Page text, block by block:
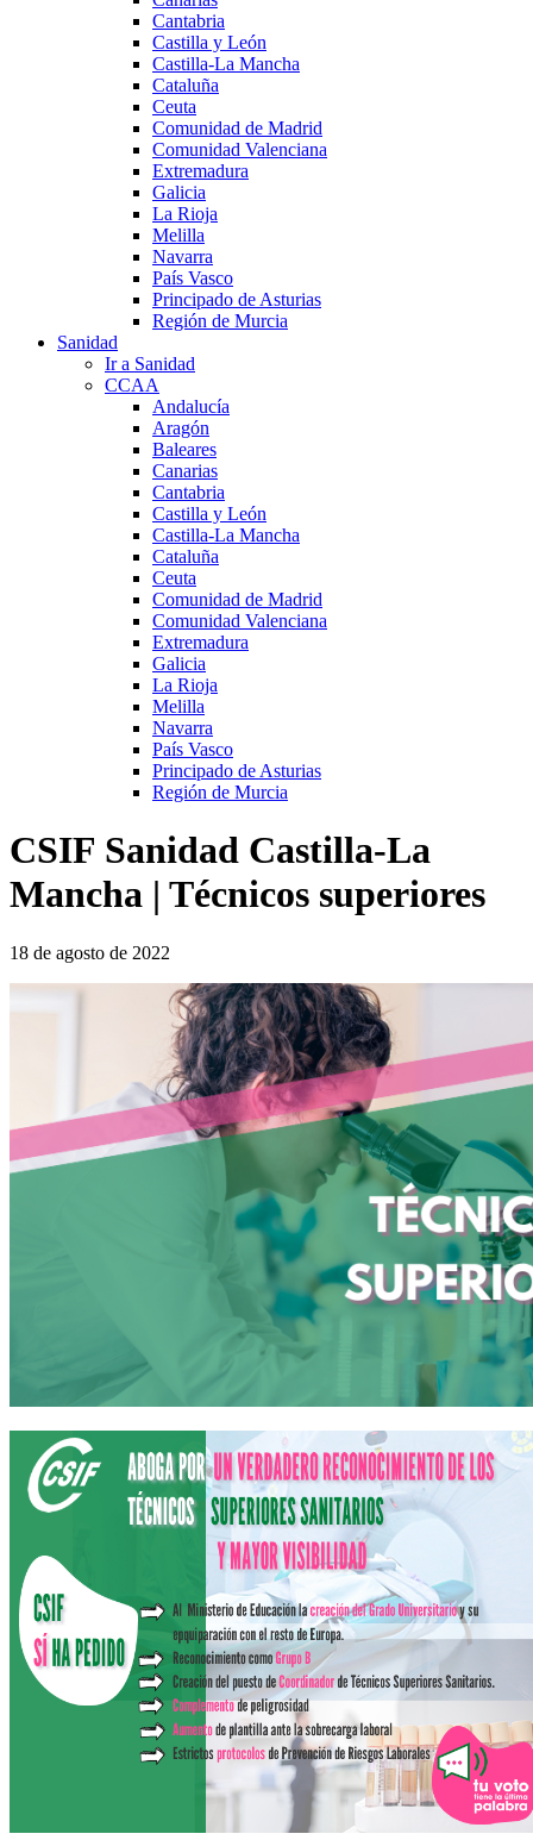
Cantabria
Castilla y León
Castilla-La Mancha
Cataluña
Ceuta
Comunidad de Madrid
Comunidad Valenciana
Extremadura
Galicia
La Rioja
Melilla
Navarra
País Vasco
Principado de Asturias
Región de Murcia
Sanidad
Ir a Sanidad
CCAA
Andalucía
Aragón
Baleares
Canarias
Cantabria
Castilla y León
Castilla-La Mancha
Cataluña
Ceuta
Comunidad de Madrid
Comunidad Valenciana
Extremadura
Galicia
La Rioja
Melilla
Navarra
País Vasco
Principado de Asturias
Región de Murcia
CSIF Sanidad Castilla-La
Mancha | Técnicos superiores
18 de agosto de 2022